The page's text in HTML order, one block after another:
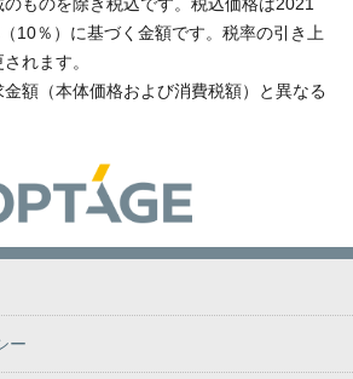
10％）に基づく金額です。税率の引き上
れます。
額（本体価格および消費税額）と異なる
ー